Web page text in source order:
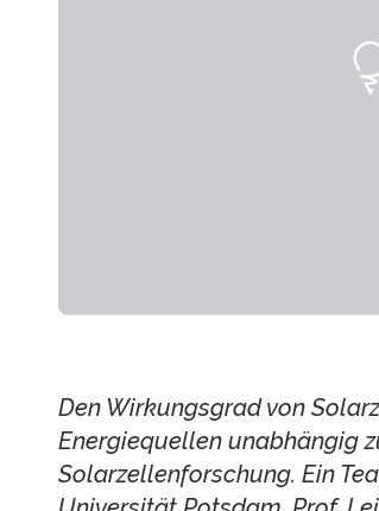
Den Wirkungsgrad von
Energiequellen unabhängig
Solarzellenforschung. Ein